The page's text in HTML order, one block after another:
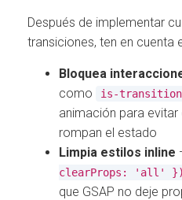
Después de implementar
transiciones, ten en cuenta
Bloquea
como
is-
animación para
rompan el estado
Limpia estilos inline
clearProps: 'all' })
que GSAP no deje